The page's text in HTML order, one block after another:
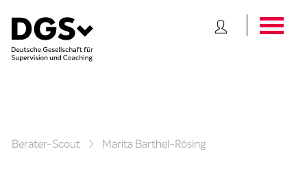
Berater-Scout Marita Barthel-Rösing